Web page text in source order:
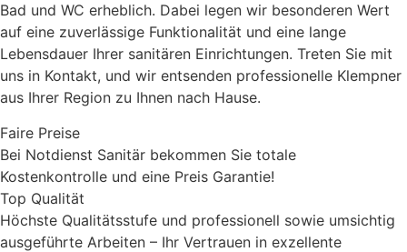
Bad und WC erheblich. Dabei legen wir besonderen Wert
auf eine zuverlässige Funktionalität und eine lange
Lebensdauer Ihrer sanitären Einrichtungen. Treten Sie mit
uns in Kontakt, und wir entsenden professionelle Klempner
aus Ihrer Region zu Ihnen nach Hause.
Faire Preise
Bei Notdienst Sanitär bekommen Sie totale
Kostenkontrolle und eine Preis Garantie!
Top Qualität
Höchste Qualitätsstufe und professionell sowie umsichtig
ausgeführte Arbeiten – Ihr Vertrauen in exzellente